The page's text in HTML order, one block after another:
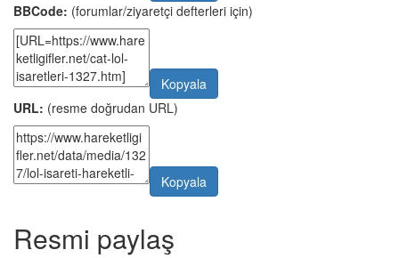
BBCode: (forumlar/ziyaretçi defterleri için)
Kopyala
URL: (resme doğrudan URL)
Kopyala
Resmi paylaş